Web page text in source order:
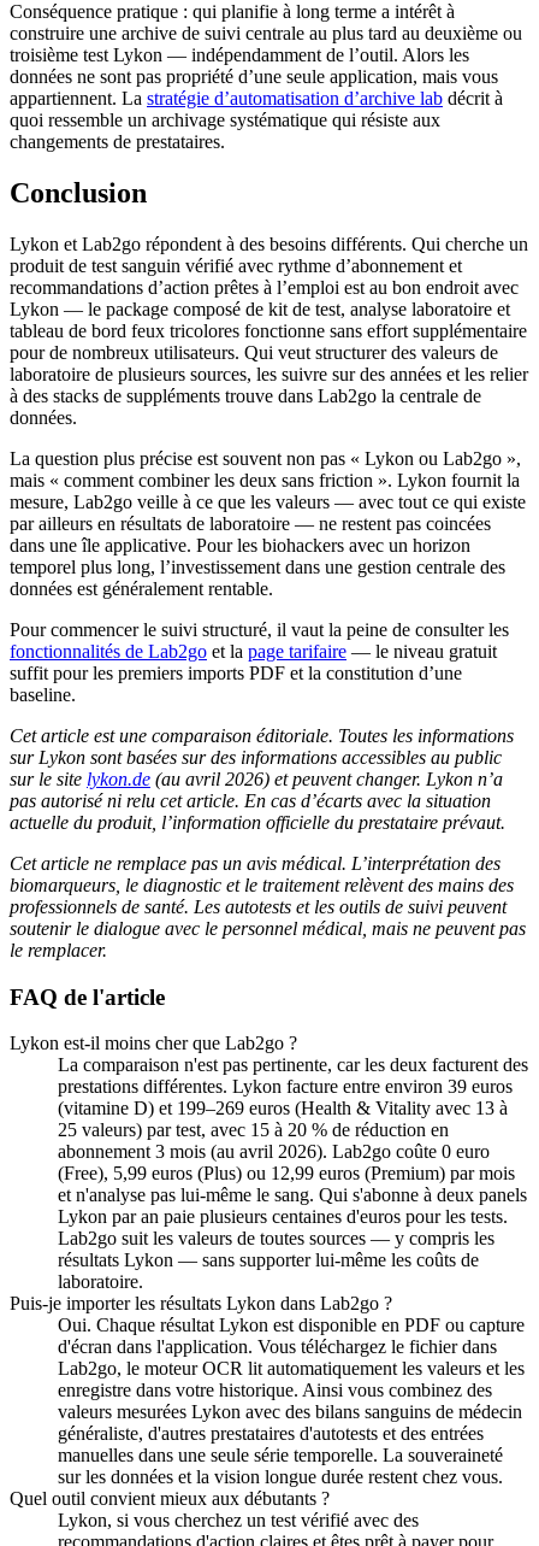
Conséquence pratique : qui planifie à long terme a intérêt à
construire une archive de suivi centrale au plus tard au deuxième ou
troisième test Lykon — indépendamment de l’outil. Alors les
données ne sont pas propriété d’une seule application, mais vous
appartiennent. La stratégie d’automatisation d’archive lab décrit à
quoi ressemble un archivage systématique qui résiste aux
changements de prestataires.
Conclusion
Lykon et Lab2go répondent à des besoins différents. Qui cherche un
produit de test sanguin vérifié avec rythme d’abonnement et
recommandations d’action prêtes à l’emploi est au bon endroit avec
Lykon — le package composé de kit de test, analyse laboratoire et
tableau de bord feux tricolores fonctionne sans effort supplémentaire
pour de nombreux utilisateurs. Qui veut structurer des valeurs de
laboratoire de plusieurs sources, les suivre sur des années et les relier
à des stacks de suppléments trouve dans Lab2go la centrale de
données.
La question plus précise est souvent non pas « Lykon ou Lab2go »,
mais « comment combiner les deux sans friction ». Lykon fournit la
mesure, Lab2go veille à ce que les valeurs — avec tout ce qui existe
par ailleurs en résultats de laboratoire — ne restent pas coincées
dans une île applicative. Pour les biohackers avec un horizon
temporel plus long, l’investissement dans une gestion centrale des
données est généralement rentable.
Pour commencer le suivi structuré, il vaut la peine de consulter les
fonctionnalités de Lab2go et la page tarifaire — le niveau gratuit
suffit pour les premiers imports PDF et la constitution d’une
baseline.
Cet article est une comparaison éditoriale. Toutes les informations
sur Lykon sont basées sur des informations accessibles au public
sur le site lykon.de (au avril 2026) et peuvent changer. Lykon n’a
pas autorisé ni relu cet article. En cas d’écarts avec la situation
actuelle du produit, l’information officielle du prestataire prévaut.
Cet article ne remplace pas un avis médical. L’interprétation des
biomarqueurs, le diagnostic et le traitement relèvent des mains des
professionnels de santé. Les autotests et les outils de suivi peuvent
soutenir le dialogue avec le personnel médical, mais ne peuvent pas
le remplacer.
FAQ de l'article
Lykon est-il moins cher que Lab2go ?
La comparaison n'est pas pertinente, car les deux facturent des
prestations différentes. Lykon facture entre environ 39 euros
(vitamine D) et 199–269 euros (Health & Vitality avec 13 à
25 valeurs) par test, avec 15 à 20 % de réduction en
abonnement 3 mois (au avril 2026). Lab2go coûte 0 euro
(Free), 5,99 euros (Plus) ou 12,99 euros (Premium) par mois
et n'analyse pas lui-même le sang. Qui s'abonne à deux panels
Lykon par an paie plusieurs centaines d'euros pour les tests.
Lab2go suit les valeurs de toutes sources — y compris les
résultats Lykon — sans supporter lui-même les coûts de
laboratoire.
Puis-je importer les résultats Lykon dans Lab2go ?
Oui. Chaque résultat Lykon est disponible en PDF ou capture
d'écran dans l'application. Vous téléchargez le fichier dans
Lab2go, le moteur OCR lit automatiquement les valeurs et les
enregistre dans votre historique. Ainsi vous combinez des
valeurs mesurées Lykon avec des bilans sanguins de médecin
généraliste, d'autres prestataires d'autotests et des entrées
manuelles dans une seule série temporelle. La souveraineté
sur les données et la vision longue durée restent chez vous.
Quel outil convient mieux aux débutants ?
Lykon, si vous cherchez un test vérifié avec des